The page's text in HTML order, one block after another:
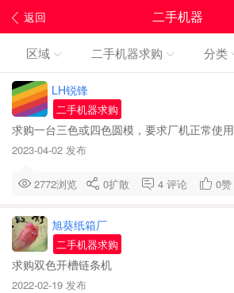
返回 二手机器
区域 二手机器求购 分类
LH锐锋
二手机器求购
求购一台三色或四色圆模，要求厂机正常使用
2023-04-02 发布
2772浏览 0扩散 4 评论 0赞
旭葵纸箱厂
二手机器求购
求购双色开槽链条机
2022-02-19 发布